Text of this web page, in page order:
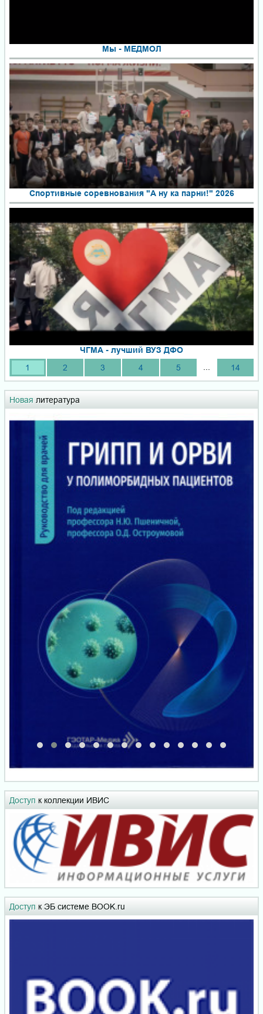
Мы - МЕДМОЛ
Спортивные соревнования "А ну ка парни!" 2026
ЧГМА - лучший ВУЗ ДФО
1
2 3 4 5 14
Новая литература
Доступ к коллекции ИВИС
Доступ к ЭБ системе BOOK.ru